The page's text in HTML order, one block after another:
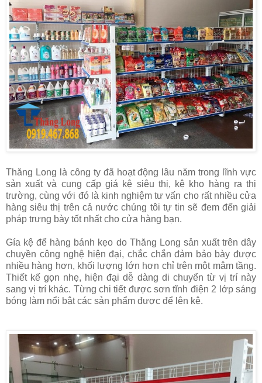
Thăng Long là công ty đã hoạt động lâu năm trong lĩnh vực
sản xuất và cung cấp giá kệ siêu thị, kệ kho hàng ra thị
trường, cùng với đó là kinh nghiệm tư vấn cho rất nhiều cửa
hàng siêu thị trên cả nước chúng tôi tự tin sẽ đem đến giải
pháp trưng bày tốt nhất cho cửa hàng bạn.
Gía kệ để hàng bánh kẹo do Thăng Long sản xuất trên dây
chuyền công nghệ hiện đại, chắc chắn đảm bảo bày được
nhiều hàng hơn, khối lượng lớn hơn chỉ trên một mâm tầng.
Thiết kế gọn nhẹ, hiện đại dễ dàng di chuyển từ vị trí này
sang vị trí khác. Từng chi tiết được sơn tĩnh điện 2 lớp sáng
bóng làm nổi bật các sản phẩm được để lên kệ.